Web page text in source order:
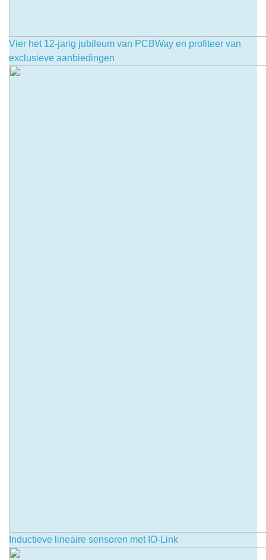
Vier het 12-jarig jubileum van PCBWay en profiteer van
exclusieve aanbiedingen
Inductieve lineaire sensoren met IO-Link